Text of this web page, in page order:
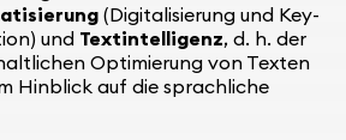
(Digitalisierung und Key-
und Textintelligenz, d. h. der
Optimierung von Texten
Hinblick auf die sprachliche